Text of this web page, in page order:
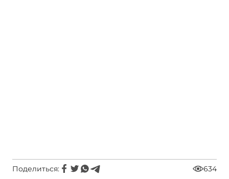
Поделиться: 634